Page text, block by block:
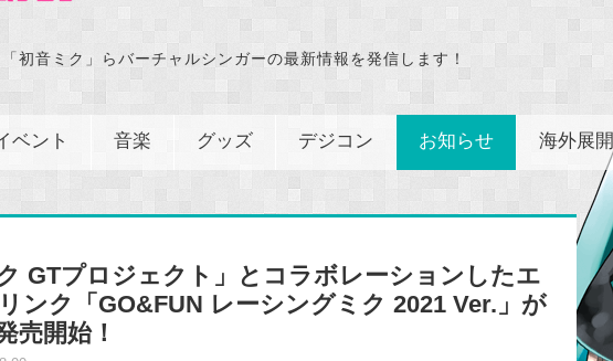
初音ミク」らバーチャルシンガーの最新情報を発信します！
ベント 音楽 グッズ デジコン お知らせ 海外展開
ク GTプロジェクト」とコラボレーションしたエ
ンク「GO&FUN レーシングミク 2021 Ver.」が
売開始！